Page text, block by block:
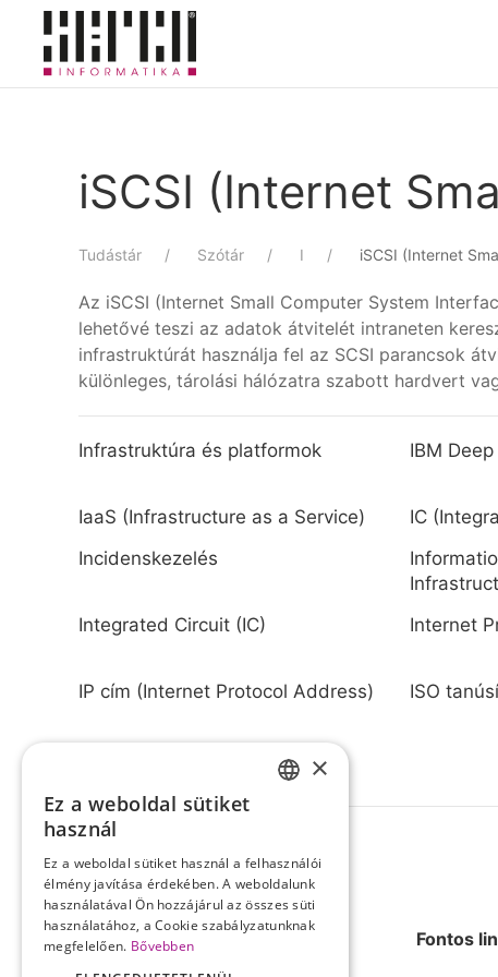
Skip to main content
iSCSI (Internet
Tudástár Szótár I iSCSI (Internet
Az iSCSI (Internet Small Computer System
lehetővé teszi az adatok átvitelét intraneten
infrastruktúrát használja fel az SCSI parancsok
különleges, tárolási hálózatra szabott hardvert
Infrastruktúra és platformok IBM
IaaS (Infrastructure as a Service)
IC
Incidenskezelés
Integrated Circuit (IC) Internet
IP cím (Internet Protocol Address) ISO
Fontos
×
Ez a weboldal sütiket
használ
Ez a weboldal sütiket használ a felhasználói
élmény javítása érdekében. A weboldalunk
használatával Ön hozzájárul az összes süti
használatához, a Cookie szabályzatunknak
megfelelően. Bővebben